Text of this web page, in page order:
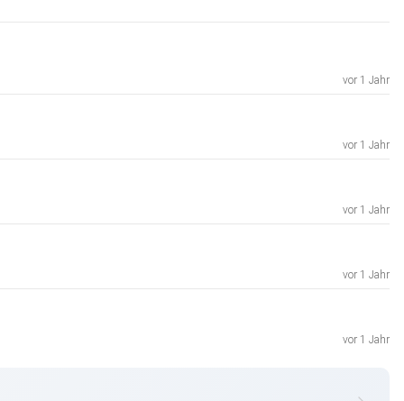
vor 1 Jahr
vor 1 Jahr
vor 1 Jahr
vor 1 Jahr
vor 1 Jahr